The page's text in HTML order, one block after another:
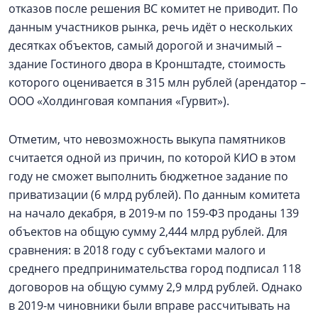
отказов после решения ВС комитет не приводит. По
данным участников рынка, речь идёт о нескольких
десятках объектов, самый дорогой и значимый –
здание Гостиного двора в Кронштадте, стоимость
которого оценивается в 315 млн рублей (арендатор –
ООО «Холдинговая компания «Гурвит»).
Отметим, что невозможность выкупа памятников
считается одной из причин, по которой КИО в этом
году не сможет выполнить бюджетное задание по
приватизации (6 млрд рублей). По данным комитета
на начало декабря, в 2019-м по 159-ФЗ проданы 139
объектов на общую сумму 2,444 млрд рублей. Для
сравнения: в 2018 году с субъектами малого и
среднего предпринимательства город подписал 118
договоров на общую сумму 2,9 млрд рублей. Однако
в 2019-м чиновники были вправе рассчитывать на